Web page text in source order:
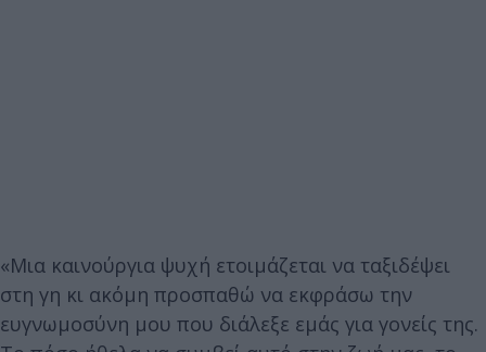
«Μια καινούργια ψυχή ετοιμάζεται να ταξιδέψει
στη γη κι ακόμη προσπαθώ να εκφράσω την
ευγνωμοσύνη μου που διάλεξε εμάς για γονείς της.